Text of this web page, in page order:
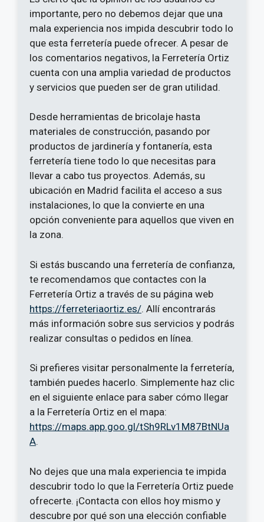
importante, pero no debemos dejar que una
mala experiencia nos impida descubrir todo lo
que esta ferretería puede ofrecer. A pesar de
los comentarios negativos, la Ferretería Ortiz
cuenta con una amplia variedad de productos
y servicios que pueden ser de gran utilidad.
Desde herramientas de bricolaje hasta
materiales de construcción, pasando por
productos de jardinería y fontanería, esta
ferretería tiene todo lo que necesitas para
llevar a cabo tus proyectos. Además, su
ubicación en Madrid facilita el acceso a sus
instalaciones, lo que la convierte en una
opción conveniente para aquellos que viven en
la zona.
Si estás buscando una ferretería de confianza,
te recomendamos que contactes con la
Ferretería Ortiz a través de su página web
https://ferreteriaortiz.es/. Allí encontrarás
más información sobre sus servicios y podrás
realizar consultas o pedidos en línea.
Si prefieres visitar personalmente la ferretería,
también puedes hacerlo. Simplemente haz clic
en el siguiente enlace para saber cómo llegar
a la Ferretería Ortiz en el mapa:
https://maps.app.goo.gl/tSh9RLv1M87BtNUa
A.
No dejes que una mala experiencia te impida
descubrir todo lo que la Ferretería Ortiz puede
ofrecerte. ¡Contacta con ellos hoy mismo y
descubre por qué son una elección confiable